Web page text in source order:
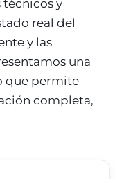
y
real del
y las
una
que permite
completa,